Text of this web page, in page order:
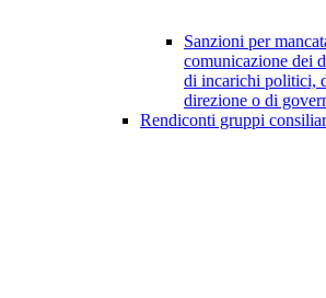
Sanzioni per
comunicazione dei
di incarichi politici,
direzione o di
Rendiconti gruppi